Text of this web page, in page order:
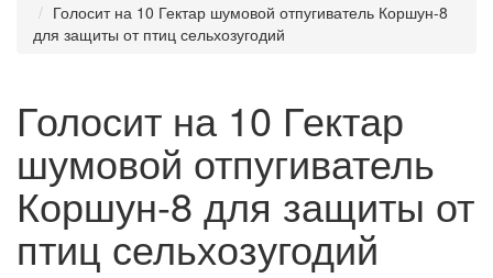
Голосит на 10 Гектар шумовой отпугиватель Коршун-8
для защиты от птиц сельхозугодий
Голосит на 10 Гектар
шумовой отпугиватель
Коршун-8 для защиты от
птиц сельхозугодий